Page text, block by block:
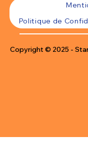
Copyright © 2025 -
Politique de